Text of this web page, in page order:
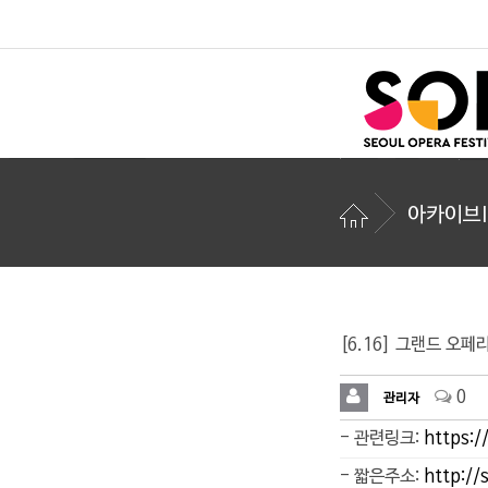
아카이브I
[6.16] 그랜드 오페
관리자 0
- 관련링크:
- 짧은주소: http://